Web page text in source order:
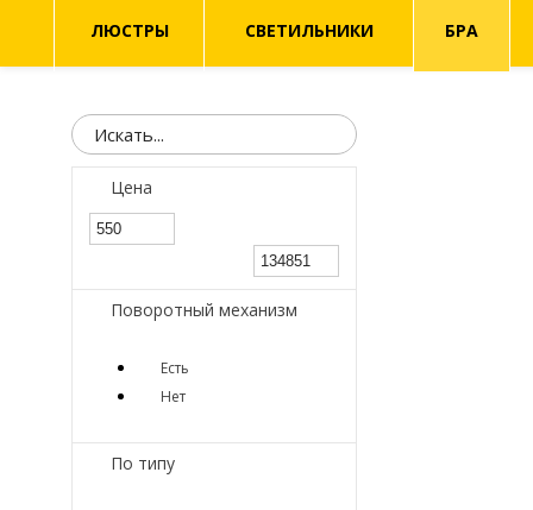
ЛЮСТРЫ СВЕТИЛЬНИКИ БРА
Цена
Поворотный механизм
Есть
Нет
По типу